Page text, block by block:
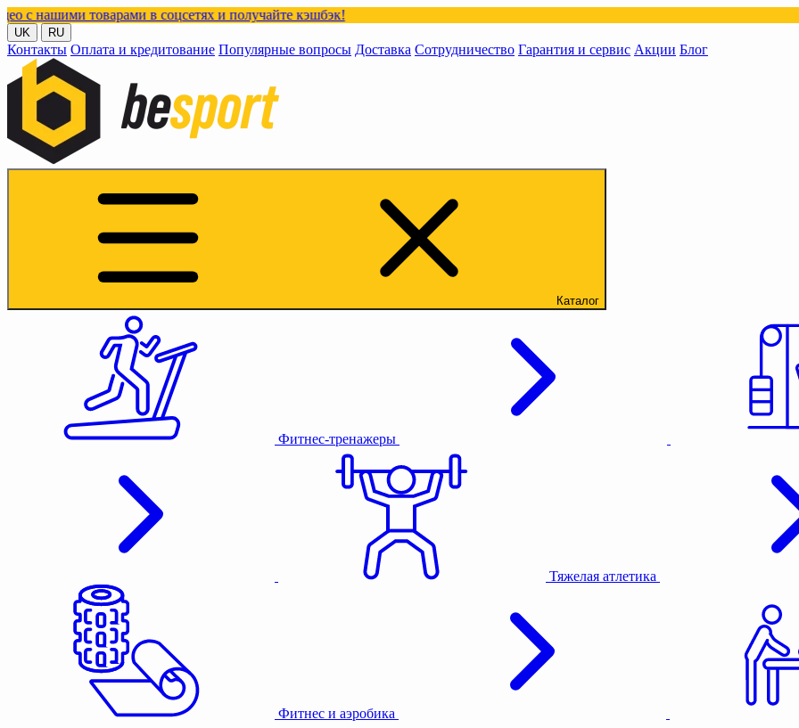
в соцсетях и получайте кэшбэк!
UK RU
Контакты Оплата и кредитование Популярные вопросы Доставка Сотрудничество Гарантия и сервис Акции Блог
Каталог
Фитнес-тренажеры
Тяжелая атлетика
Фитнес и аэробика